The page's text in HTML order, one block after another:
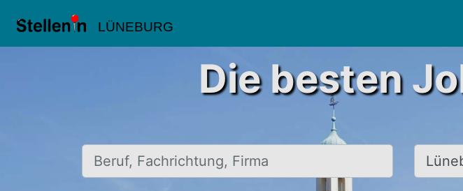
LÜNEBURG
Die besten
Beruf, Fachrichtung, Firma Ort, Stadt